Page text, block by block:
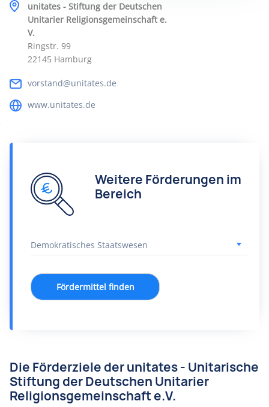
unitates - Stiftung der Deutschen
Unitarier Religionsgemeinschaft e.
V.
Ringstr. 99
22145 Hamburg
vorstand@unitates.de
www.unitates.de
Weitere Förderungen im
Bereich
Fördermittel finden
Die Förderziele der unitates - Unitarische
Stiftung der Deutschen Unitarier
Religionsgemeinschaft e.V.